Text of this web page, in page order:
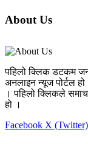
About Us
पहिलो क्लिक डटकम
अनलाइन न्यूज पोर्टल हो
। पहिलो क्लिकले
हो ।
Facebook X (Twitter)